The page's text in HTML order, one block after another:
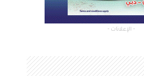
- الإعلانات -